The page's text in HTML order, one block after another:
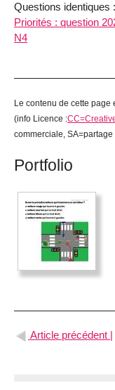
Questions identiques :
Priorités : question
N4
Le contenu de cette page
(info Licence :
commerciale,
Portfolio
Article précédent |